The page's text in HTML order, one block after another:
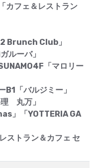
カフェ＆レストラン
Brunch Club」
ルーバ」
「マロリー
B1「バルジミー」
丸万」
」「YOTTERIA GA
ストラン＆カフェ セ